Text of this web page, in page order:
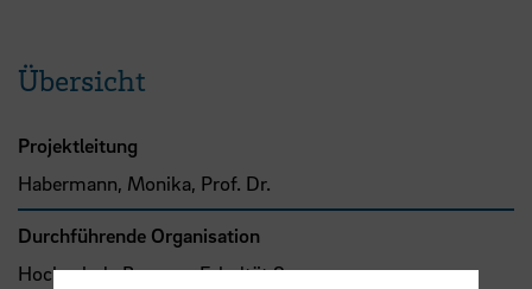
Übersicht
Projektleitung
Habermann, Monika, Prof. Dr.
Durchführende Organisation
Hochschule Bremen, Fakultät 3